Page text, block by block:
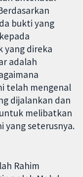
bukti yang
yang direka
adalah
telah mengenal
dijalankan dan
melibatkan
yang seterusnya.
Rahim